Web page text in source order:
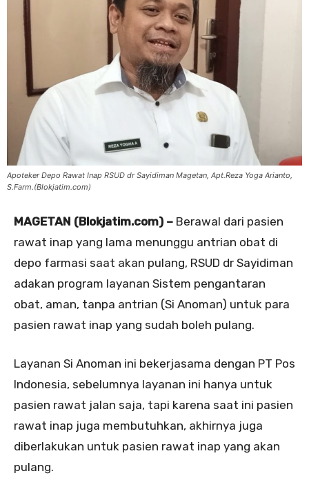
Apoteker Depo Rawat Inap RSUD dr Sayidiman Magetan, Apt.Reza Yoga Arianto,
S.Farm.(Blokjatim.com)
MAGETAN (Blokjatim.com) – Berawal dari pasien
rawat inap yang lama menunggu antrian obat di
depo farmasi saat akan pulang, RSUD dr Sayidiman
adakan program layanan Sistem pengantaran
obat, aman, tanpa antrian (Si Anoman) untuk para
pasien rawat inap yang sudah boleh pulang.
Layanan Si Anoman ini bekerjasama dengan PT Pos
Indonesia, sebelumnya layanan ini hanya untuk
pasien rawat jalan saja, tapi karena saat ini pasien
rawat inap juga membutuhkan, akhirnya juga
diberlakukan untuk pasien rawat inap yang akan
pulang.